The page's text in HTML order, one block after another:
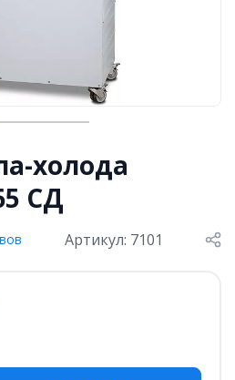
холода
СД
Артикул: 7101